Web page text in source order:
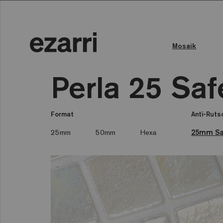
Mosaik
Perla 25
Format
25mm 50mm Hexa
Anti-
25mm